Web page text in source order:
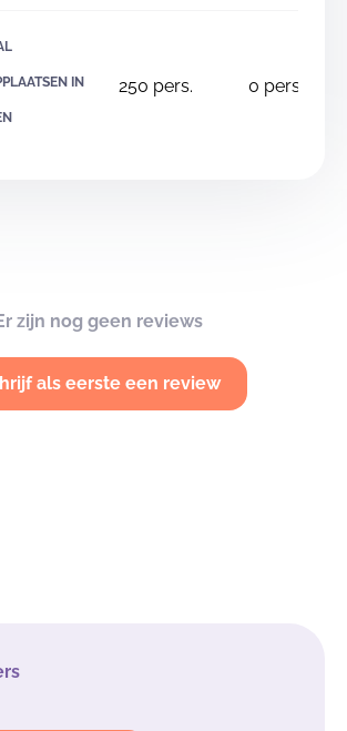
IN 250 pers. 0 pers.
zijn nog geen reviews
als eerste een review